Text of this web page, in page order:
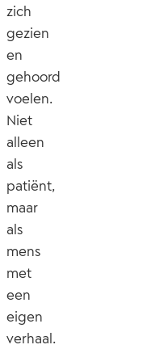
zich
gezien
en
gehoord
voelen.
Niet
alleen
als
patiënt,
maar
als
mens
met
een
eigen
verhaal.